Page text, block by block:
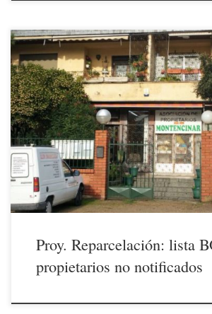
15/12/2020 El BOE de ayer dia 14 (suplemento
Administración Local – Madrid – Ayuntamiento
publica una -larga- lista de propietarios de
Proyecto de Reparcelación PERI III Montencinar
distintas causas, el Ayuntamiento ha sido
Proy. Reparcelación: lista
propietarios no notificados